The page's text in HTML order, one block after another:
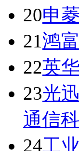
20申
21鸿
22英
23光
通信
24工